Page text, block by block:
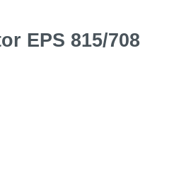
EPS 815/708